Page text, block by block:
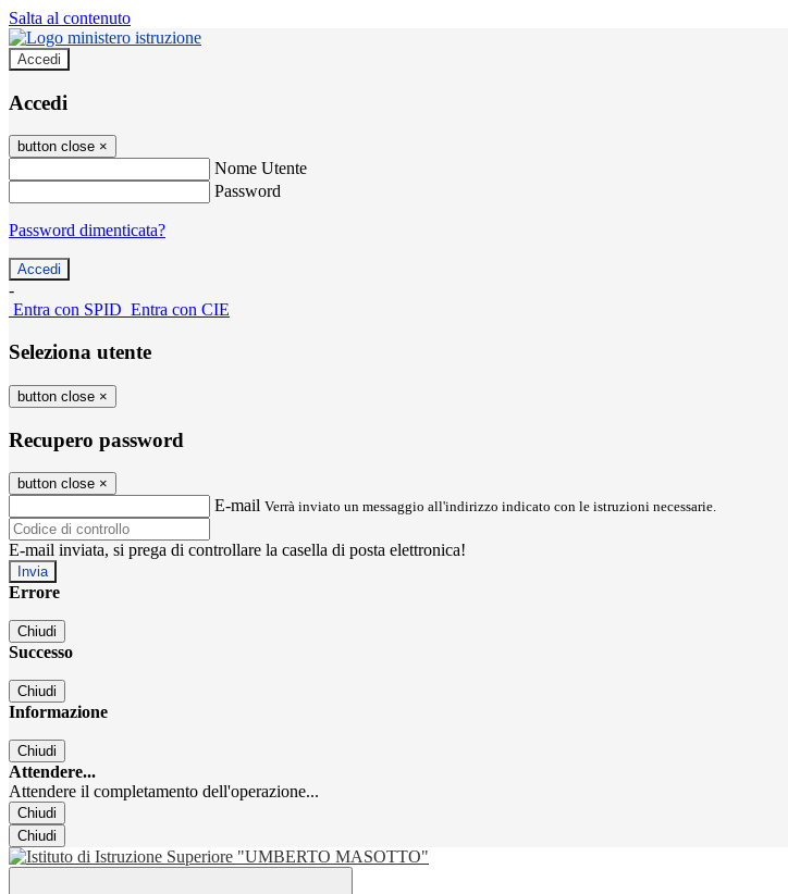
Salta al contenuto
Accedi
Accedi
button close ×
Nome Utente
Password
Password dimenticata?
-
Entra con SPID Entra con CIE
Seleziona utente
button close ×
Recupero password
button close ×
E-mail Verrà inviato un messaggio all'indirizzo indicato con le istruzioni necessarie.
E-mail inviata, si prega di controllare la casella di posta elettronica!
Errore
Chiudi
Successo
Chiudi
Informazione
Chiudi
Attendere...
Attendere il completamento dell'operazione...
Chiudi
Chiudi